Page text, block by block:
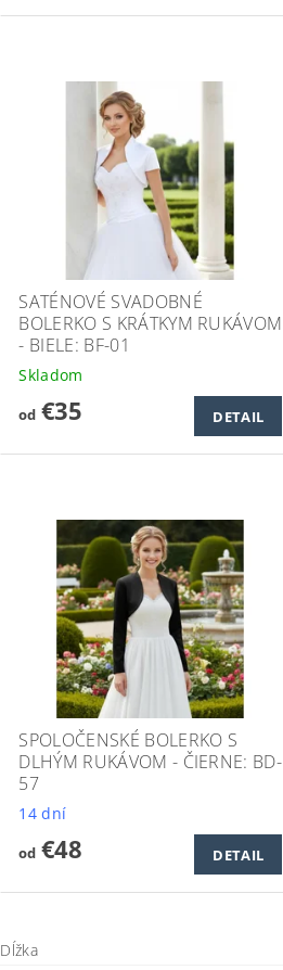
SATÉNOVÉ SVADOBNÉ
BOLERKO S KRÁTKYM RUKÁVOM
- BIELE: BF-01
Skladom
od€35 DETAIL
SPOLOČENSKÉ BOLERKO S
DLHÝM RUKÁVOM - ČIERNE: BD-
57
14 dní
od€48 DETAIL
Dĺžka